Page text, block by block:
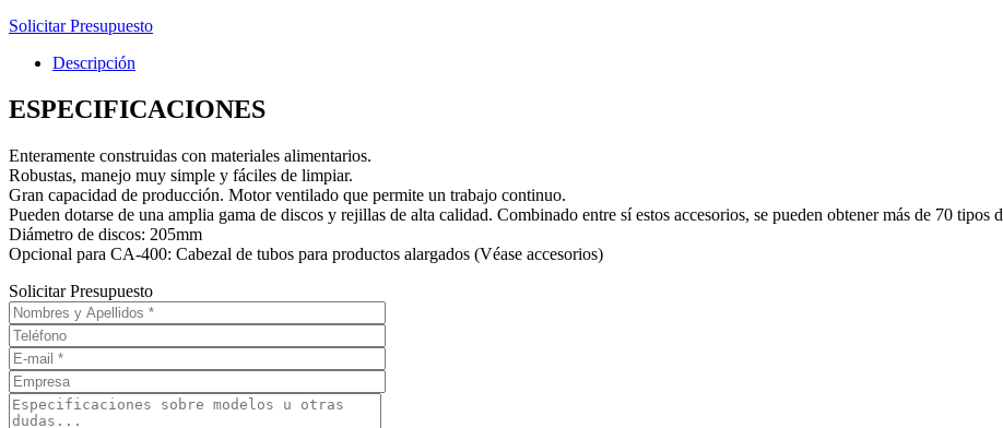
Solicitar Presupuesto
Descripción
ESPECIFICACIONES
Enteramente construidas con materiales alimentarios.
Robustas, manejo muy simple y fáciles de limpiar.
Gran capacidad de producción. Motor ventilado que permite un trabajo continuo.
Pueden dotarse de una amplia gama de discos y rejillas de alta calidad. Combinado entre sí estos accesorios, se pueden obtener más de 70 tipos
Diámetro de discos: 205mm
Opcional para CA-400: Cabezal de tubos para productos alargados (Véase accesorios)
Solicitar Presupuesto